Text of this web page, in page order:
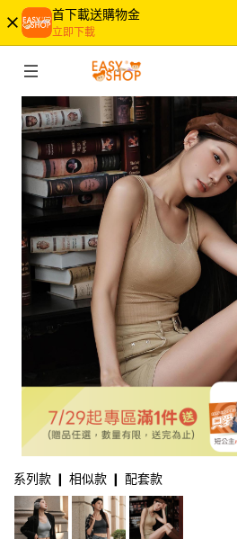
首下載送購物金
立即下載
系列款 ❙ 相似款 ❙ 配套款